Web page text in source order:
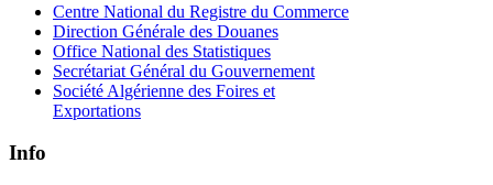
Centre National du Registre du Commerce
Direction Générale des Douanes
Office National des Statistiques
Secrétariat Général du Gouvernement
Société Algérienne des Foires et
Exportations
Info